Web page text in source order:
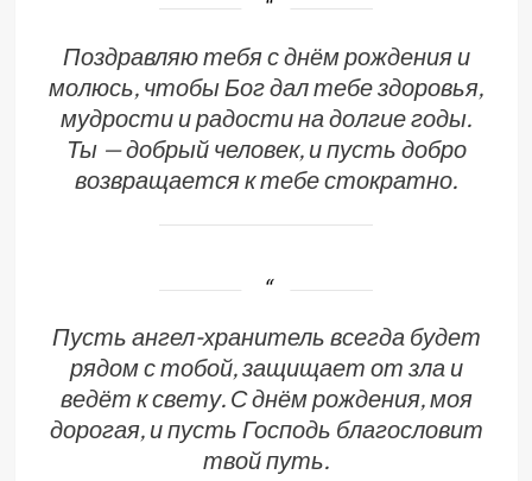
Поздравляю тебя с днём рождения и
молюсь, чтобы Бог дал тебе здоровья,
мудрости и радости на долгие годы.
Ты — добрый человек, и пусть добро
возвращается к тебе стократно.
Пусть ангел-хранитель всегда будет
рядом с тобой, защищает от зла и
ведёт к свету. С днём рождения, моя
дорогая, и пусть Господь благословит
твой путь.